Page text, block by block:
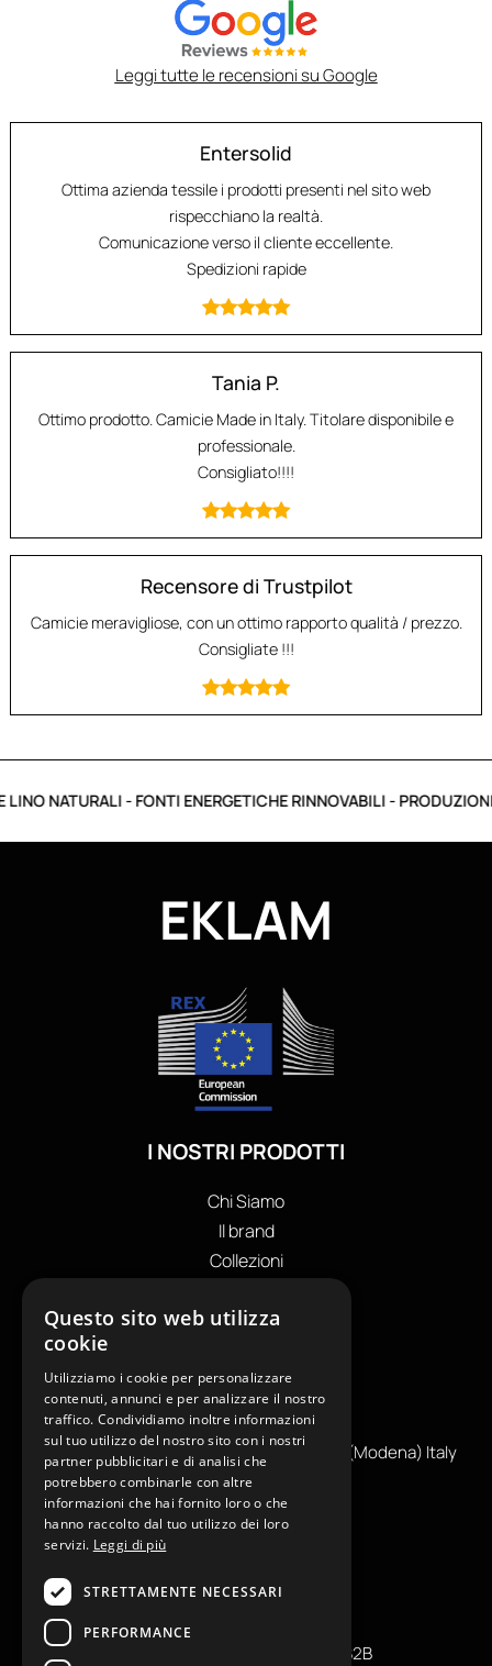
Leggi tutte le recensioni su Google
Entersolid
Ottima azienda tessile i prodotti presenti nel sito web
rispecchiano la realtà.
Comunicazione verso il cliente eccellente.
Spedizioni rapide
Tania P.
Ottimo prodotto. Camicie Made in Italy. Titolare disponibile e
professionale.
Consigliato!!!!
Recensore di Trustpilot
Camicie meravigliose, con un ottimo rapporto qualità / prezzo.
Consigliate !!!
NATURALI - FONTI ENERGETICHE RINNOVABILI -
EKLAM
I NOSTRI PRODOTTI
Chi Siamo
Il brand
Collezioni
Private Label
+390599130036
info@reamcarpi.it
Via Alessandro Tassoni, 36C, 41012 CARPI (Modena) Italy
P. Iva IT04039970365
INFORMAZIONI UTILI
Contatti
Condizioni generali di vendita B2B
Questo sito web utilizza
cookie
Utilizziamo i cookie per personalizzare
contenuti, annunci e per analizzare il nostro
traffico. Condividiamo inoltre informazioni
sul tuo utilizzo del nostro sito con i nostri
partner pubblicitari e di analisi che
potrebbero combinarle con altre
informazioni che hai fornito loro o che
hanno raccolto dal tuo utilizzo dei loro
servizi. Leggi di più
STRETTAMENTE NECESSARI
PERFORMANCE